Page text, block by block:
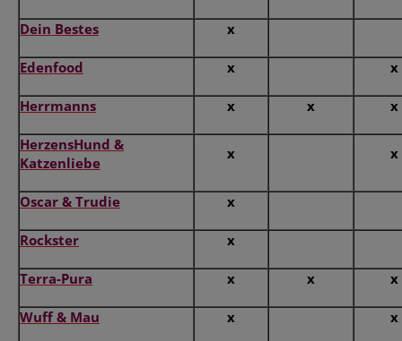
Dein Bestes x
Edenfood x x
Herrmanns x x x
HerzensHund &
Katzenliebe
x x
Oscar & Trudie x
Rockster x
Terra-Pura x x x
Wuff & Mau x x